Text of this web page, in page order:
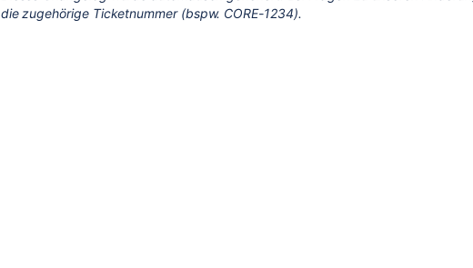
die zugehörige Ticketnummer (bspw. CORE-1234).